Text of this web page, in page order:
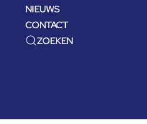
NIEUWS
CONTACT
ZOEKEN